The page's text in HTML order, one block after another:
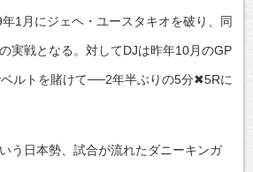
1月にジェヘ・ユースタキオを破り、同
実戦となる。対してDJは昨年10月のGP
ルトを賭けて──2年半ぶりの5分✖5Rに
う日本勢、試合が流れたダニーキンガ